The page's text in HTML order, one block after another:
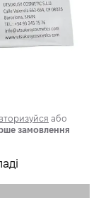
або
замовлення